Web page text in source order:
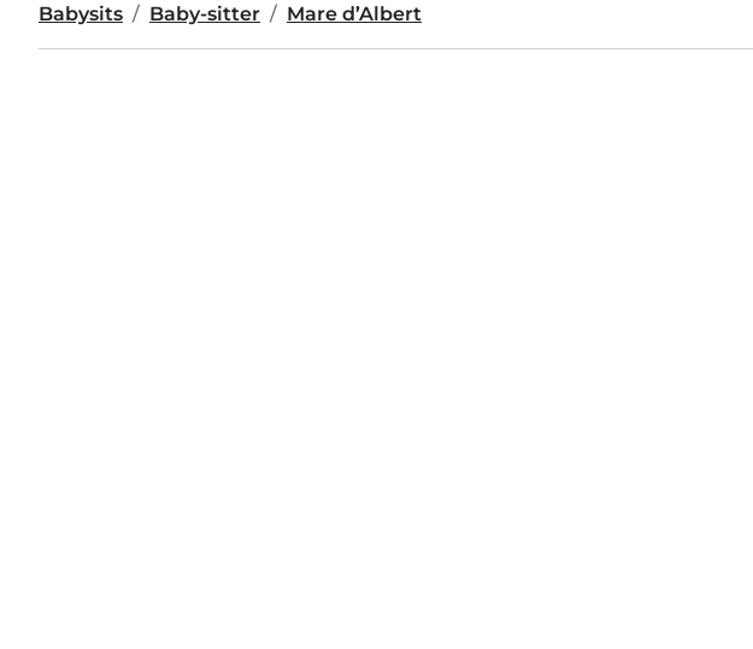
Babysits Baby-sitter Mare d’Albert